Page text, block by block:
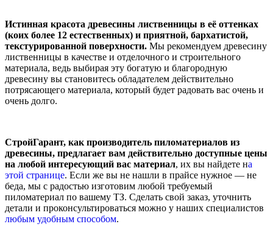
Истинная красота древесины лиственницы в её оттенках
(коих более 12 естественных) и приятной, бархатистой,
текстурированной поверхности. Мы рекомендуем древесину
лиственницы в качестве и отделочного и строительного
материала, ведь выбирая эту богатую и благородную
древесину вы становитесь обладателем действительно
потрясающего материала, который будет радовать вас очень и
очень долго.
СтройГарант, как производитель пиломатериалов из
древесины, предлагает вам действительно доступные цены
на любой интересующий вас материал, их вы найдете на
этой странице. Если же вы не нашли в прайсе нужное — не
беда, мы с радостью изготовим любой требуемый
пиломатериал по вашему ТЗ. Сделать свой заказ, уточнить
детали и проконсультироваться можно у наших специалистов
любым удобным способом.